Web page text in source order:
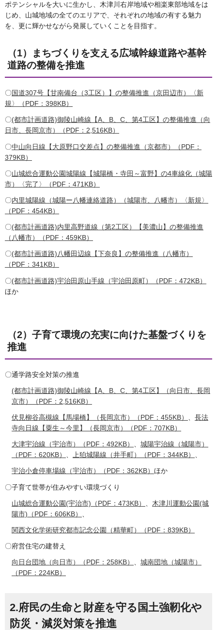
ポテンシャルを大いに生かし、木津川右岸地域や相楽東部地域をは
じめ、山城地域の全てのエリアで、それぞれの地域の有する魅力
を、更に輝かせながら発展していくことを目指す。
（1）まちづくりを支える広域幹線道路や基幹
道路の整備を推進
〇国道307号【甘南備台（3工区）】の整備推進（京田辺市）〈新
規〉（PDF：398KB）
〇(都市計画道路)御陵山崎線【A、B、C、第4工区】の整備推進（向
日市、長岡京市）（PDF：2,516KB）
〇中山向日線【大原野口交差点】の整備推進（京都市）（PDF：
379KB）
〇山城総合運動公園城陽線【城陽橋・寺田～富野】の4車線化（城陽
市）〈完了〉（PDF：471KB）
〇内里城陽線（城陽ー八幡連絡道路）（城陽市、八幡市）〈新規〉
（PDF：454KB）
〇(都市計画道路)内里高野道線（第2工区）【美濃山】の整備推進
（八幡市）（PDF：459KB）
〇(都市計画道路)八幡田辺線【下奈良】の整備推進（八幡市）
（PDF：341KB）
〇(都市計画道路)宇治田原山手線（宇治田原町）（PDF：472KB）
ほか
（2）子育て環境の充実に向けた基盤づくりを
推進
〇通学路安全対策の推進
(都市計画道路)御陵山崎線【A、B、C、第4工区】（向日市、長岡
京市）（PDF：2,516KB）
伏見柳谷高槻線【馬場橋】（長岡京市）（PDF：455KB）
長法
寺向日線【粟生～今里】（長岡京市）（PDF：707KB）
大津宇治線（宇治市）（PDF：492KB） 、 城陽宇治線（城陽市）
（PDF：620KB） 、 上狛城陽線（井手町）（PDF：344KB） 、
宇治小倉停車場線（宇治市）（PDF：362KB） ほか
〇子育て世帯が住みやすい環境づくり
山城総合運動公園(宇治市)（PDF：473KB）
木津川運動公園(城
陽市)（PDF：606KB）
関西文化学術研究都市記念公園（精華町）（PDF：839KB）
〇府営住宅の建替え
向日台団地（向日市）（PDF：258KB） 、 城南団地（城陽市）
（PDF：224KB）
2.府民の生命と財産を守る国土強靭化や
防災・減災対策を推進